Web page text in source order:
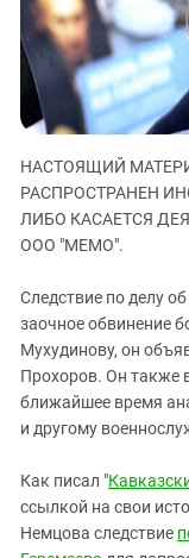
Дагестан
Ингушетия
Кабардино-Балкария
Калмыкия
Карачаево-Черкесия
Краснодарский край
Нагорный Карабах
Ростовская область
Северная Осетия -
СКФО
Ставропольский край
Южная Осетия
Южный Кавказ
НАСТОЯЩИЙ
РАСПРОСТРАНЕН
ЛИБО КАСАЕТСЯ
ООО "МЕМО".
Следствие по делу
заочное обвинение
Мухудинову, он
Прохоров. Он также
ближайшее время
и другому
Как писал "
ссылкой на свои
Немцова следствие